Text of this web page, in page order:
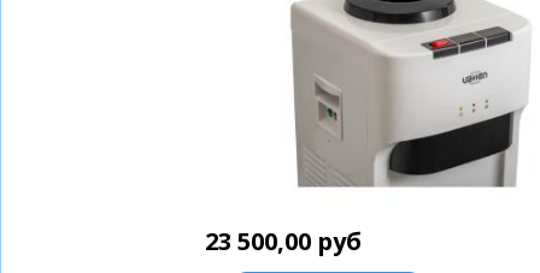
23 500,00 руб